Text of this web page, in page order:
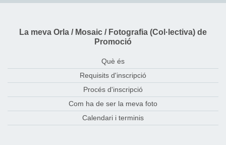
La meva Orla / Mosaic / Fotografia (Col·lectiva) de
Promoció
Què és
Requisits d'inscripció
Procés d'inscripció
Com ha de ser la meva foto
Calendari i terminis